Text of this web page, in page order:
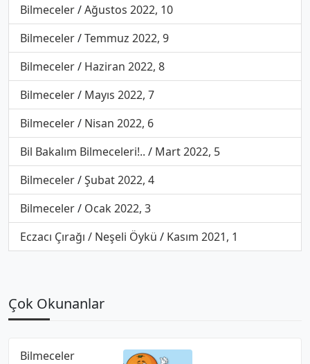
Bilmeceler/Ağustos 2022, 10
Bilmeceler/Temmuz 2022, 9
Bilmeceler/ Haziran 2022, 8
Bilmeceler/ Mayıs 2022, 7
Bilmeceler/ Nisan 2022, 6
Bil Bakalım Bilmeceleri!.. / Mart 2022, 5
Bilmeceler/Şubat 2022, 4
Bilmeceler/ Ocak 2022, 3
Eczacı Çırağı / Neşeli Öykü / Kasım 2021, 1
Çok Okunanlar
Bilmeceler